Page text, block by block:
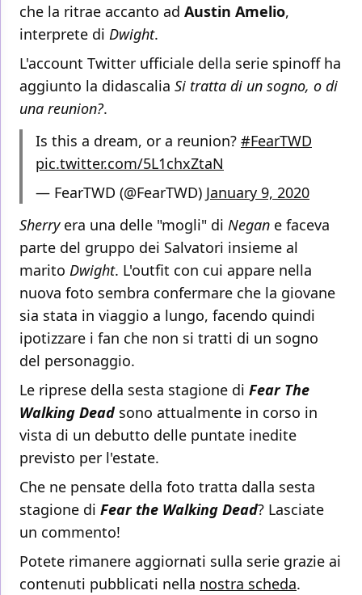
che la ritrae accanto ad Austin Amelio,
interprete di Dwight.
L'account Twitter ufficiale della serie spinoff ha
aggiunto la didascalia Si tratta di un sogno, o di
una reunion?.
Is this a dream, or a reunion? #FearTWD
pic.twitter.com/5L1chxZtaN
— FearTWD (@FearTWD) January 9, 2020
Sherryera una delle "mogli" di Negan e faceva
parte del gruppo dei Salvatori insieme al
marito Dwight. L'outfit con cui appare nella
nuova foto sembra confermare che la giovane
sia stata in viaggio a lungo, facendo quindi
ipotizzare i fan che non si tratti di un sogno
del personaggio.
Le riprese della sesta stagione di Fear The
Walking Deadsono attualmente in corso in
vista di un debutto delle puntate inedite
previsto per l'estate.
Che ne pensate della foto tratta dalla sesta
stagione di Fear the Walking Dead? Lasciate
un commento!
Potete rimanere aggiornati sulla serie grazie ai
contenuti pubblicati nella nostra scheda.